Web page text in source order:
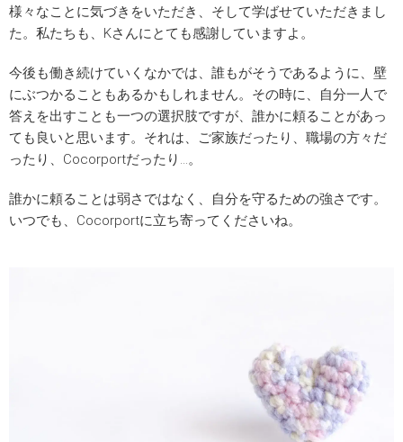
様々なことに気づきをいただき、そして学ばせていただきまし
た。私たちも、Kさんにとても感謝していますよ。
今後も働き続けていくなかでは、誰もがそうであるように、壁
にぶつかることもあるかもしれません。その時に、自分一人で
答えを出すことも一つの選択肢ですが、誰かに頼ることがあっ
ても良いと思います。それは、ご家族だったり、職場の方々だ
ったり、Cocorportだったり…。
誰かに頼ることは弱さではなく、自分を守るための強さです。
いつでも、Cocorportに立ち寄ってくださいね。